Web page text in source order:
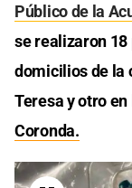
Público de la
se realizaron
domicilios de la
Teresa y otro
Coronda.